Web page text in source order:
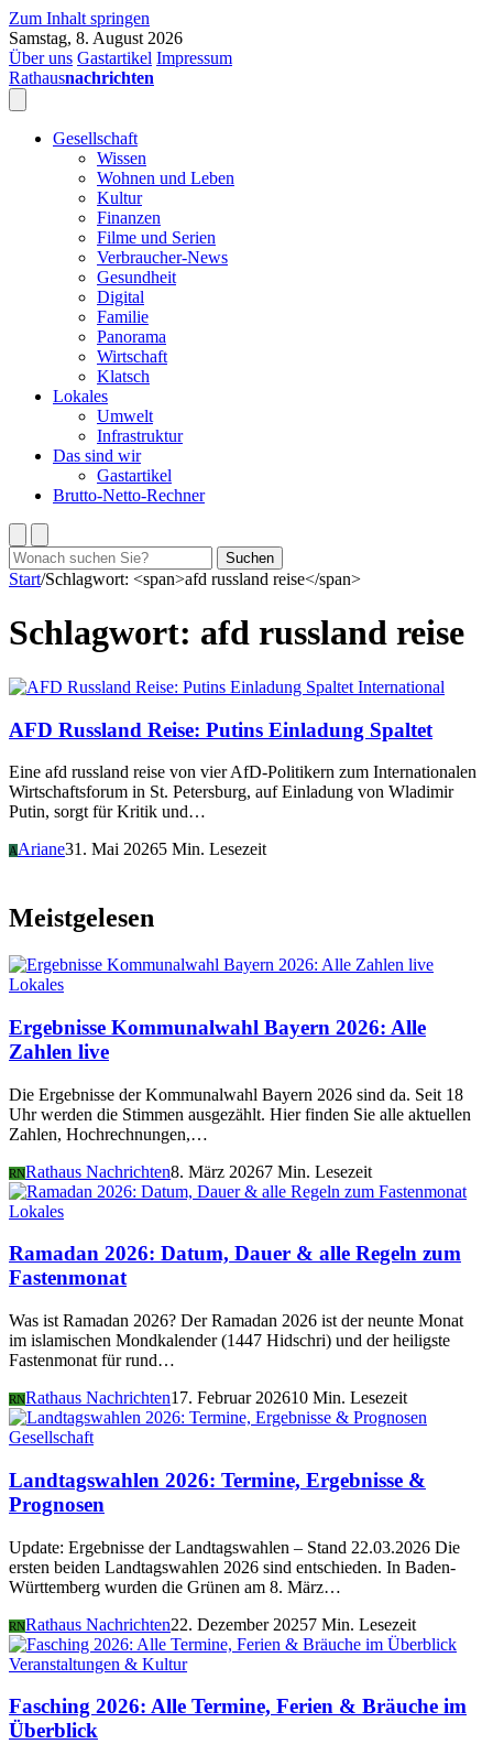
Zum Inhalt springen
Samstag, 8. August 2026
Über uns Gastartikel Impressum
Rathausnachrichten
Gesellschaft
Wissen
Wohnen und Leben
Kultur
Finanzen
Filme und Serien
Verbraucher-News
Gesundheit
Digital
Familie
Panorama
Wirtschaft
Klatsch
Lokales
Umwelt
Infrastruktur
Das sind wir
Gastartikel
Brutto-Netto-Rechner
Suchen
nach:
Suchen
Start/Schlagwort: <span>afd russland reise</span>
Schlagwort: afd russland reise
International
AFD Russland Reise: Putins Einladung Spaltet
Eine afd russland reise von vier AfD-Politikern zum Internationalen
Wirtschaftsforum in St. Petersburg, auf Einladung von Wladimir
Putin, sorgt für Kritik und…
AAriane31. Mai 20265 Min. Lesezeit
Meistgelesen
Lokales
Ergebnisse Kommunalwahl Bayern 2026: Alle
Zahlen live
Die Ergebnisse der Kommunalwahl Bayern 2026 sind da. Seit 18
Uhr werden die Stimmen ausgezählt. Hier finden Sie alle aktuellen
Zahlen, Hochrechnungen,…
RNRathaus Nachrichten8. März 20267 Min. Lesezeit
Lokales
Ramadan 2026: Datum, Dauer & alle Regeln zum
Fastenmonat
Was ist Ramadan 2026? Der Ramadan 2026 ist der neunte Monat
im islamischen Mondkalender (1447 Hidschri) und der heiligste
Fastenmonat für rund…
RNRathaus Nachrichten17. Februar 202610 Min. Lesezeit
Gesellschaft
Landtagswahlen 2026: Termine, Ergebnisse &
Prognosen
Update: Ergebnisse der Landtagswahlen – Stand 22.03.2026 Die
ersten beiden Landtagswahlen 2026 sind entschieden. In Baden-
Württemberg wurden die Grünen am 8. März…
RNRathaus Nachrichten22. Dezember 20257 Min. Lesezeit
Veranstaltungen & Kultur
Fasching 2026: Alle Termine, Ferien & Bräuche im
Überblick